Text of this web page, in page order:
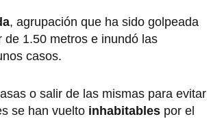
, agrupación que ha sido golpeada
de 1.50 metros e inundó las
casos.
o salir de las mismas para evitar
se han vuelto inhabitables por el